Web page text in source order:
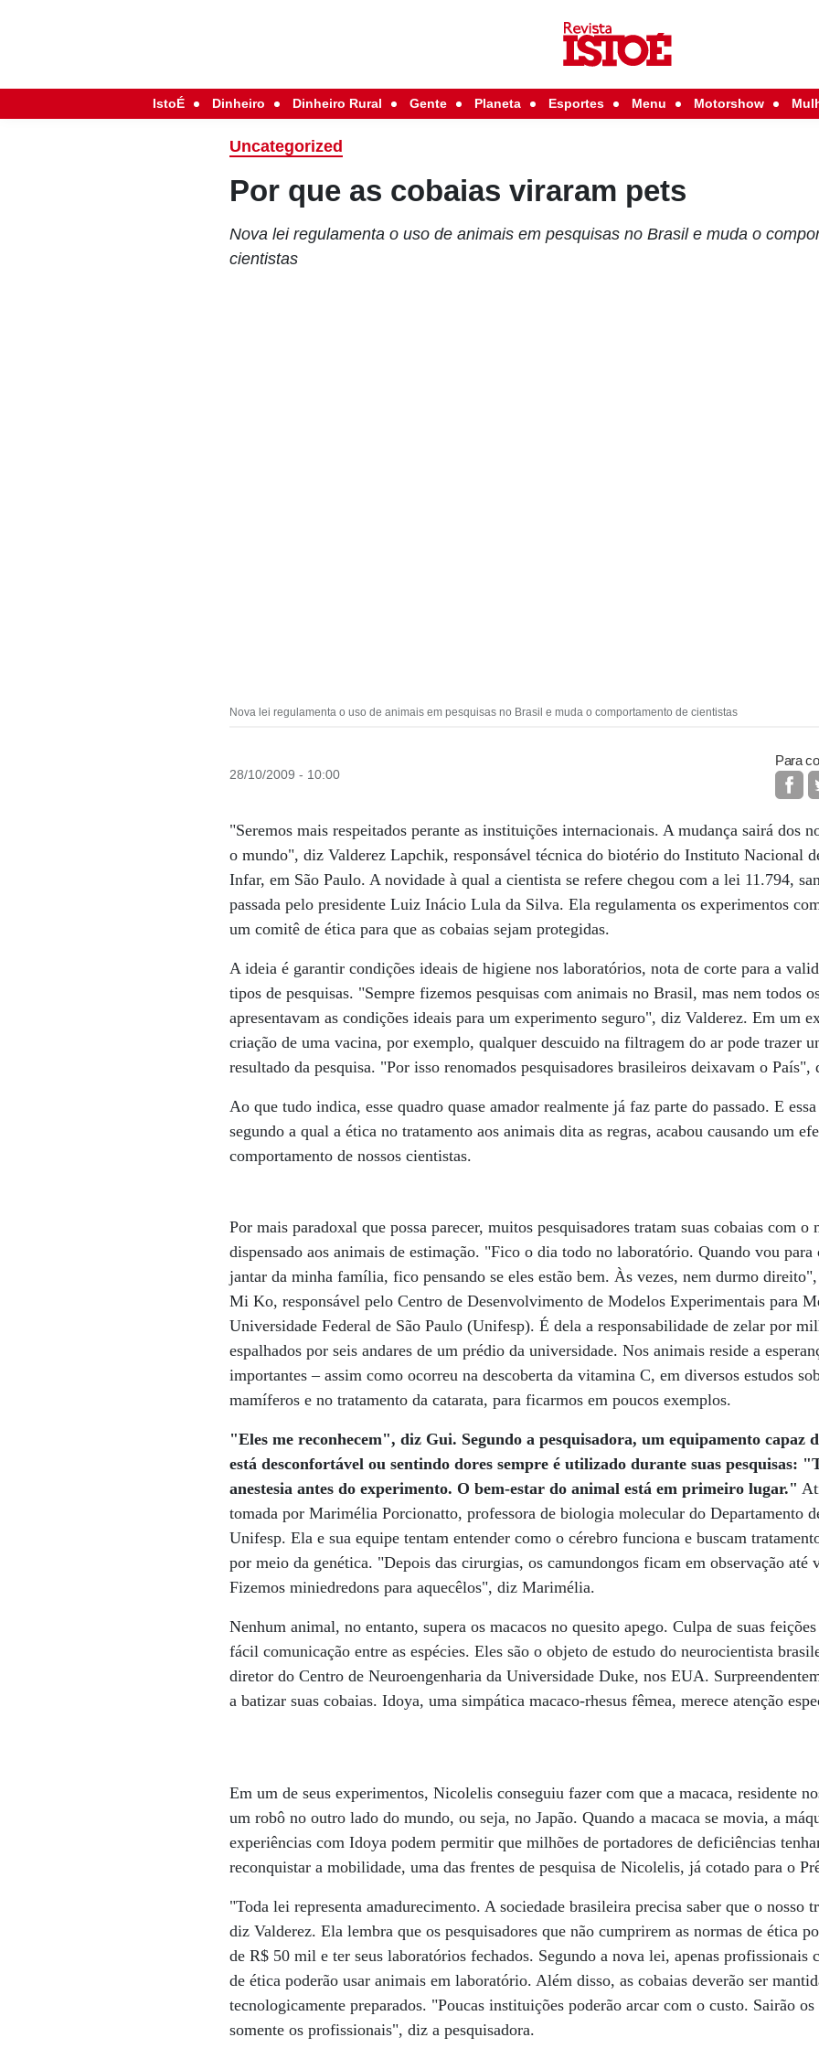
IstoÉ Dinheiro Dinheiro Rural Gente Planeta Esportes Menu Motorshow
Uncategorized
Por que as cobaias viraram pets
Nova lei regulamenta o uso de animais em pesquisas no Brasil e muda o
cientistas
Nova lei regulamenta o uso de animais em pesquisas no Brasil e muda o comportamento de cientistas
28/10/2009 - 10:00
Para
"Seremos mais respeitados perante as instituições internacionais. A mudança sairá dos
o mundo", diz Valderez Lapchik, responsável técnica do biotério do Instituto Nacional
Infar, em São Paulo. A novidade à qual a cientista se refere chegou com a lei 11.794,
passada pelo presidente Luiz Inácio Lula da Silva. Ela regulamenta os experimentos
um comitê de ética para que as cobaias sejam protegidas.
A ideia é garantir condições ideais de higiene nos laboratórios, nota de corte para a
tipos de pesquisas. "Sempre fizemos pesquisas com animais no Brasil, mas nem todos
apresentavam as condições ideais para um experimento seguro", diz Valderez. Em um
criação de uma vacina, por exemplo, qualquer descuido na filtragem do ar pode trazer
resultado da pesquisa. "Por isso renomados pesquisadores brasileiros deixavam o País",
Ao que tudo indica, esse quadro quase amador realmente já faz parte do passado. E
segundo a qual a ética no tratamento aos animais dita as regras, acabou causando um
comportamento de nossos cientistas.
Por mais paradoxal que possa parecer, muitos pesquisadores tratam suas cobaias com
dispensado aos animais de estimação. "Fico o dia todo no laboratório. Quando vou para
jantar da minha família, fico pensando se eles estão bem. Às vezes, nem durmo
Mi Ko, responsável pelo Centro de Desenvolvimento de Modelos Experimentais para
Universidade Federal de São Paulo (Unifesp). É dela a responsabilidade de zelar por
espalhados por seis andares de um prédio da universidade. Nos animais reside a
importantes – assim como ocorreu na descoberta da vitamina C, em diversos estudos
mamíferos e no tratamento da catarata, para ficarmos em poucos exemplos.
"Eles me reconhecem", diz Gui. Segundo a pesquisadora, um equipamento capaz
está desconfortável ou sentindo dores sempre é utilizado durante suas pesquisas:
anestesia antes do experimento. O bem-estar do animal está em primeiro lugar."
tomada por Marimélia Porcionatto, professora de biologia molecular do Departamento
Unifesp. Ela e sua equipe tentam entender como o cérebro funciona e buscam
por meio da genética. "Depois das cirurgias, os camundongos ficam em observação até
Fizemos miniedredons para aquecêlos", diz Marimélia.
Nenhum animal, no entanto, supera os macacos no quesito apego. Culpa de suas feições
fácil comunicação entre as espécies. Eles são o objeto de estudo do neurocientista
diretor do Centro de Neuroengenharia da Universidade Duke, nos EUA.
a batizar suas cobaias. Idoya, uma simpática macaco-rhesus fêmea, merece atenção
Em um de seus experimentos, Nicolelis conseguiu fazer com que a macaca, residente
um robô no outro lado do mundo, ou seja, no Japão. Quando a macaca se movia, a
experiências com Idoya podem permitir que milhões de portadores de deficiências
reconquistar a mobilidade, uma das frentes de pesquisa de Nicolelis, já cotado para o
"Toda lei representa amadurecimento. A sociedade brasileira precisa saber que o nosso
diz Valderez. Ela lembra que os pesquisadores que não cumprirem as normas de ética
de R$ 50 mil e ter seus laboratórios fechados. Segundo a nova lei, apenas profissionais
de ética poderão usar animais em laboratório. Além disso, as cobaias deverão ser
tecnologicamente preparados. "Poucas instituições poderão arcar com o custo. Sairão
somente os profissionais", diz a pesquisadora.